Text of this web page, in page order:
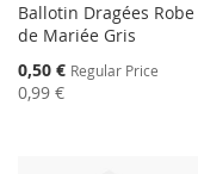
Ballotin Dragées Robe
de Mariée Gris
Special
Price
0,50 € Regular Price
0,99 €